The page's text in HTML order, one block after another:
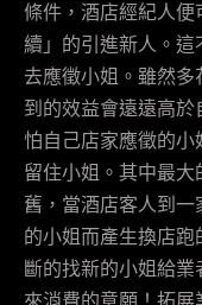
條件，酒店經紀人
續」的引進新人。
去應徵小姐。雖然
到的效益會遠遠高
怕自己店家應徵的
留住小姐。其中最
舊，當酒店客人到
的小姐而產生換店
斷的找新的小姐給